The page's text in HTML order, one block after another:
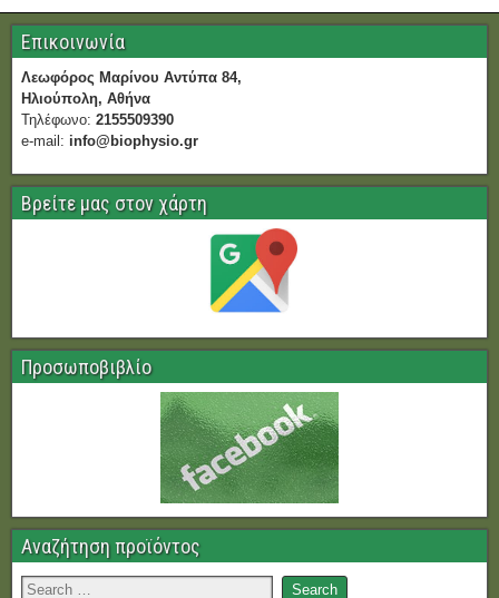
Επικοινωνία
Λεωφόρος Μαρίνου Αντύπα 84,
Ηλιούπολη, Αθήνα
Τηλέφωνο: 2155509390
e-mail: info@biophysio.gr
Βρείτε μας στον χάρτη
Προσωποβιβλίο
Αναζήτηση προϊόντος